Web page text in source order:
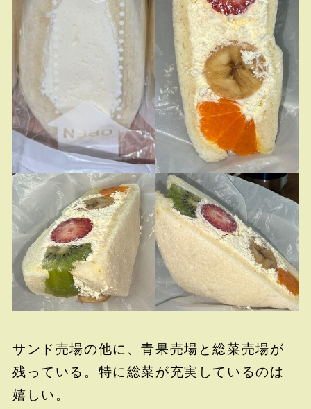
サンド売場の他に、青果売場と総菜売場が
残っている。特に総菜が充実しているのは
嬉しい。